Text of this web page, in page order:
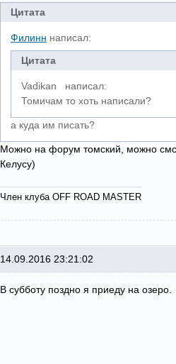
Цитата
Филинн написал:
Цитата
Vadikan написал:
Томичам то хоть написали?
а куда им писать?
Можно на форум томский, можно смс
Келусу)
Член клуба OFF ROAD MASTER
14.09.2016 23:21:02
В субботу поздно я приеду на озеро.